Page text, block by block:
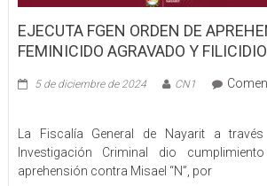
EJECUTA FGEN ORDEN DE
FEMINICIDO AGRAVADO Y FILICIDIO
5 de diciembre de 2024 CN1
FGEN
ORDEN
DE
La Fiscalía General de Nayarit a
Investigación Criminal dio
aprehensión contra Misael “N”, por